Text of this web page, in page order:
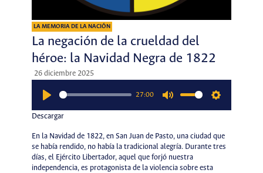
LA MEMORIA DE LA NACIÓN
La negación de la crueldad del
héroe: la Navidad Negra de 1822
26 diciembre 2025
27:00
Descargar
En la Navidad de 1822, en San Juan de Pasto, una ciudad que
se había rendido, no había la tradicional alegría. Durante tres
días, el Ejército Libertador, aquel que forjó nuestra
independencia, es protagonista de la violencia sobre esta